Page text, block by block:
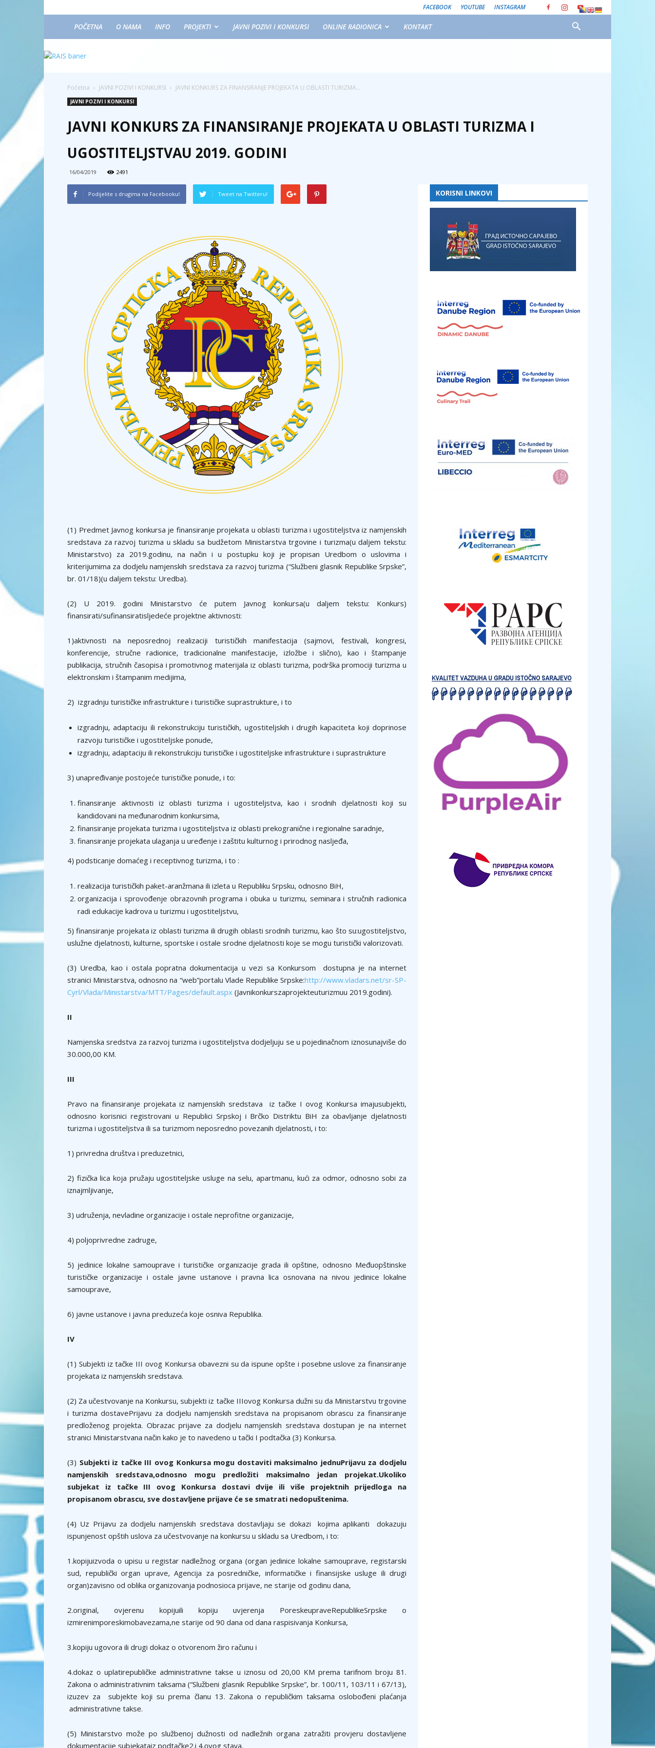
FACEBOOK YOUTUBE INSTAGRAM
POČETNA O NAMA INFO PROJEKTI JAVNI POZIVI I KONKURSI ONLINE RADIONICA KONTAKT
Početna JAVNI POZIVI I KONKURSI JAVNI KONKURS ZA FINANSIRANJE PROJEKATA U OBLASTI TURIZMA...
JAVNI POZIVI I KONKURSI
JAVNI KONKURS ZA FINANSIRANJE PROJEKATA U OBLASTI TURIZMA I
UGOSTITELJSTVAU 2019. GODINI
16/04/2019 2491
Podijelite s drugima na Facebooku! Tweet na Twitteru!
(1) Predmet Javnog konkursa je finansiranje projekata u oblasti turizma i ugostiteljstva iz namjenskih
sredstava za razvoj turizma u skladu sa budžetom Ministarstva trgovine i turizma(u daljem tekstu:
Ministarstvo) za 2019.godinu, na način i u postupku koji je propisan Uredbom o uslovima i
kriterijumima za dodjelu namjenskih sredstava za razvoj turizma (“Službeni glasnik Republike Srpske”,
br. 01/18)(u daljem tekstu: Uredba).
(2) U 2019. godini Ministarstvo će putem Javnog konkursa(u daljem tekstu: Konkurs)
finansirati/sufinansiratisljedeće projektne aktivnosti:
1)aktivnosti na neposrednoj realizaciji turističkih manifestacija (sajmovi, festivali, kongresi,
konferencije, stručne radionice, tradicionalne manifestacije, izložbe i slično), kao i štampanje
publikacija, stručnih časopisa i promotivnog materijala iz oblasti turizma, podrška promociji turizma u
elektronskim i štampanim medijima,
2) izgradnju turističke infrastrukture i turističke suprastrukture, i to
izgradnju, adaptaciju ili rekonstrukciju turističkih, ugostiteljskih i drugih kapaciteta koji doprinose
razvoju turističke i ugostiteljske ponude,
izgradnju, adaptaciju ili rekonstrukciju turističke i ugostiteljske infrastrukture i suprastrukture
3) unapređivanje postojeće turističke ponude, i to:
finansiranje aktivnosti iz oblasti turizma i ugostiteljstva, kao i srodnih djelatnosti koji su
kandidovani na međunarodnim konkursima,
finansiranje projekata turizma i ugostiteljstva iz oblasti prekogranične i regionalne saradnje,
finansiranje projekata ulaganja u uređenje i zaštitu kulturnog i prirodnog nasljeđa,
4) podsticanje domaćeg i receptivnog turizma, i to :
realizacija turističkih paket-aranžmana ili izleta u Republiku Srpsku, odnosno BiH,
organizacija i sprovođenje obrazovnih programa i obuka u turizmu, seminara i stručnih radionica
radi edukacije kadrova u turizmu i ugostiteljstvu,
5) finansiranje projekata iz oblasti turizma ili drugih oblasti srodnih turizmu, kao što su:ugostiteljstvo,
uslužne djelatnosti, kulturne, sportske i ostale srodne djelatnosti koje se mogu turistički valorizovati.
(3) Uredba, kao i ostala popratna dokumentacija u vezi sa Konkursom dostupna je na internet
stranici Ministarstva, odnosno na “web”portalu Vlade Republike Srpske:http://www.vladars.net/sr-SP-
Cyrl/Vlada/Ministarstva/MTT/Pages/default.aspx (Javnikonkurszaprojekteuturizmuu 2019.godini).
II
Namjenska sredstva za razvoj turizma i ugostiteljstva dodjeljuju se u pojedinačnom iznosunajviše do
30.000,00 KM.
III
Pravo na finansiranje projekata iz namjenskih sredstava iz tačke I ovog Konkursa imajusubjekti,
odnosno korisnici registrovani u Republici Srpskoj i Brčko Distriktu BiH za obavljanje djelatnosti
turizma i ugostiteljstva ili sa turizmom neposredno povezanih djelatnosti, i to:
1) privredna društva i preduzetnici,
2) fizička lica koja pružaju ugostiteljske usluge na selu, apartmanu, kući za odmor, odnosno sobi za
iznajmljivanje,
3) udruženja, nevladine organizacije i ostale neprofitne organizacije,
4) poljoprivredne zadruge,
5) jedinice lokalne samouprave i turističke organizacije grada ili opštine, odnosno Međuopštinske
turističke organizacije i ostale javne ustanove i pravna lica osnovana na nivou jedinice lokalne
samouprave,
6) javne ustanove i javna preduzeća koje osniva Republika.
IV
(1) Subjekti iz tačke III ovog Konkursa obavezni su da ispune opšte i posebne uslove za finansiranje
projekata iz namjenskih sredstava.
(2) Za učestvovanje na Konkursu, subjekti iz tačke IIIovog Konkursa dužni su da Ministarstvu trgovine
i turizma dostavePrijavu za dodjelu namjenskih sredstava na propisanom obrascu za finansiranje
predloženog projekta. Obrazac prijave za dodjelu namjenskih sredstava dostupan je na internet
stranici Ministarstvana način kako je to navedeno u tački I podtačka (3) Konkursa.
(3) Subjekti iz tačke III ovog Konkursa mogu dostaviti maksimalno jednuPrijavu za dodjelu
namjenskih sredstava,odnosno mogu predložiti maksimalno jedan projekat.Ukoliko
subjekat iz tačke III ovog Konkursa dostavi dvije ili više projektnih prijedloga na
propisanom obrascu, sve dostavljene prijave će se smatrati nedopuštenima.
(4) Uz Prijavu za dodjelu namjenskih sredstava dostavljaju se dokazi kojima aplikanti dokazuju
ispunjenost opštih uslova za učestvovanje na konkursu u skladu sa Uredbom, i to:
1.kopijuizvoda o upisu u registar nadležnog organa (organ jedinice lokalne samouprave, registarski
sud, republički organ uprave, Agencija za posredničke, informatičke i finansijske usluge ili drugi
organ)zavisno od oblika organizovanja podnosioca prijave, ne starije od godinu dana,
2.original, ovjerenu kopijuili kopiju uvjerenja PoreskeupraveRepublikeSrpske o
izmirenimporeskimobavezama,ne starije od 90 dana od dana raspisivanja Konkursa,
3.kopiju ugovora ili drugi dokaz o otvorenom žiro računu i
4.dokaz o uplatirepubličke administrativne takse u iznosu od 20,00 KM prema tarifnom broju 81.
Zakona o administrativnim taksama (“Službeni glasnik Republike Srpske”, br. 100/11, 103/11 i 67/13),
izuzev za subjekte koji su prema članu 13. Zakona o republičkim taksama oslobođeni plaćanja
administrativne takse.
(5) Ministarstvo može po službenoj dužnosti od nadležnih organa zatražiti provjeru dostavljene
dokumentacije subjekataiz podtačke2.i 4.ovog stava.
KORISNI LINKOVI